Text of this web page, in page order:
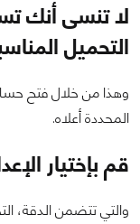
لا تنسى أنك
التحميل
وهذا من خلال فتح
المحددة أعلاه.
قم بإختيار